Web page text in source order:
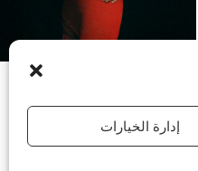
إدارة الخيارات